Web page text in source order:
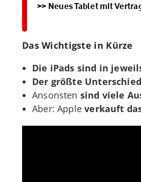
>> Neues Tablet mit
Das Wichtigste in Kürze
Die iPads sind in
Der größte
Ansonsten sind viele
Aber: Appleverkauft